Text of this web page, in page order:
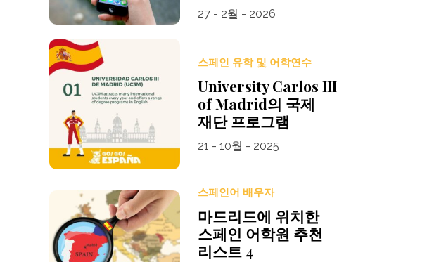
27 - 2월 - 2026
스페인 유학 및 어학연수
University Carlos III
of Madrid의 국제
재단 프로그램
21 - 10월 - 2025
스페인어 배우자
마드리드에 위치한
스페인 어학원 추천
리스트 4